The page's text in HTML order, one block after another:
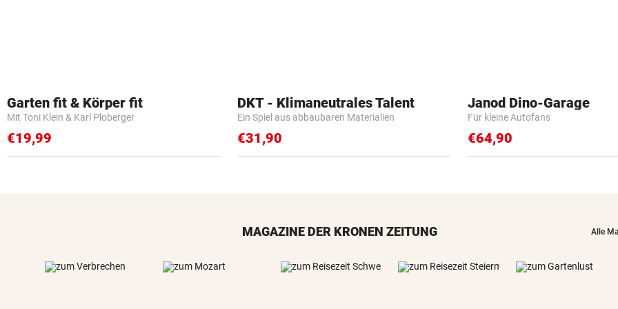
Garten fit & Körper fit
Mit Toni Klein & Karl Ploberger
€19,99
DKT - Klimaneutrales Talent
Ein Spiel aus abbaubaren Materialien
€31,90
Janod Dino-Garage
Für kleine Autofans
€64,90
MAGAZINE DER KRONEN ZEITUNG Alle